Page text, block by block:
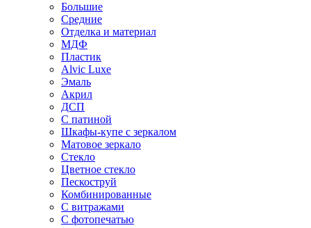
Большие
Средние
Отделка и материал
МДФ
Пластик
Alvic Luxe
Эмаль
Акрил
ДСП
С патиной
Шкафы-купе с зеркалом
Матовое зеркало
Стекло
Цветное стекло
Пескоструй
Комбинированные
С витражами
С фотопечатью